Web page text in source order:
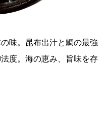
味。昆布出汁と鯛の最強
度。海の恵み、旨味を存